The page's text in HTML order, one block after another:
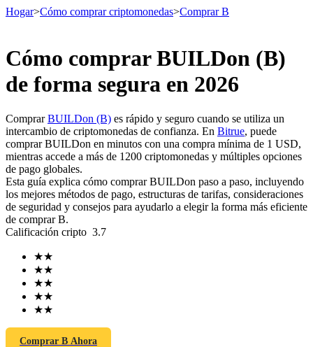
Futuros
Futuros del USDT
Futuros que utilizan USDT como garantía
Hogar>Cómo comprar criptomonedas>Comprar B
Cómo comprar BUILDon (B)
de forma segura en 2026
ComprarBUILDon (B) es rápido y seguro cuando se utiliza un
intercambio de criptomonedas de confianza. En Bitrue, puede
comprar BUILDon en minutos con una compra mínima de 1 USD,
mientras accede a más de 1200 criptomonedas y múltiples opciones
de pago globales.
Esta guía explica cómo comprar BUILDon paso a paso, incluyendo
los mejores métodos de pago, estructuras de tarifas, consideraciones
de seguridad y consejos para ayudarlo a elegir la forma más eficiente
de comprar B.
Calificación cripto 3.7
★★
★★
★★
★★
★★
Comprar B Ahora